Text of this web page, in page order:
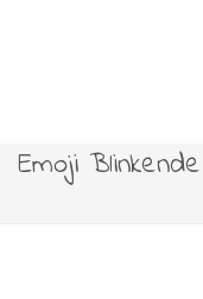
Emoji